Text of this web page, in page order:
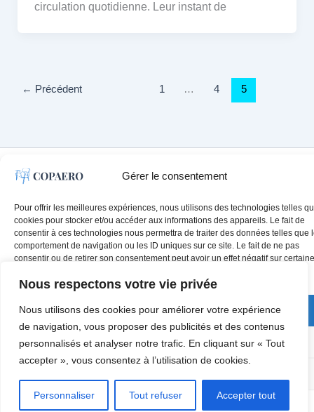
Nous respectons votre vie privée
Nous utilisons des cookies pour améliorer votre expérience
de navigation, vous proposer des publicités et des contenus
personnalisés et analyser notre trafic. En cliquant sur « Tout
accepter », vous consentez à l’utilisation de cookies.
Personnaliser Tout refuser Accepter tout
Gérer le consentement
Pour offrir les meilleures expériences, nous utilisons des technologies telles
cookies pour stocker et/ou accéder aux informations des appareils. Le fait de
consentir à ces technologies nous permettra de traiter des données telles que
comportement de navigation ou les ID uniques sur ce site. Le fait de ne pas
consentir ou de retirer son consentement peut avoir un effet négatif sur
Accepter
Refuser
circulation quotidienne. Leur instant de
← Précédent 1 … 4 5
Plan du site